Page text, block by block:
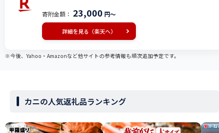
寄附金額： 23,000 円～
詳細を見る（楽天へ）
※今後、Yahoo・Amazonなど他サイトの参考情報も順次追加予定です。
カニの人気返礼品ランキング